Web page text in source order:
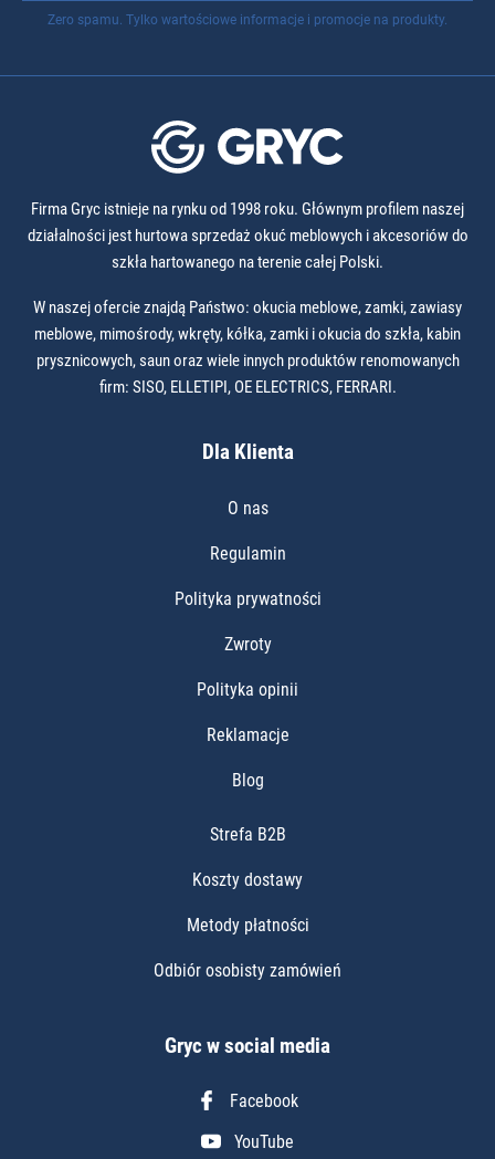
Zero spamu. Tylko wartościowe informacje i promocje na produkty.
Firma Gryc istnieje na rynku od 1998 roku. Głównym profilem naszej
działalności jest hurtowa sprzedaż okuć meblowych i akcesoriów do
szkła hartowanego na terenie całej Polski.
W naszej ofercie znajdą Państwo: okucia meblowe, zamki, zawiasy
meblowe, mimośrody, wkręty, kółka, zamki i okucia do szkła, kabin
prysznicowych, saun oraz wiele innych produktów renomowanych
firm: SISO, ELLETIPI, OE ELECTRICS, FERRARI.
Dla Klienta
O nas
Regulamin
Polityka prywatności
Zwroty
Polityka opinii
Reklamacje
Blog
Strefa B2B
Koszty dostawy
Metody płatności
Odbiór osobisty zamówień
Gryc w social media
Facebook
YouTube